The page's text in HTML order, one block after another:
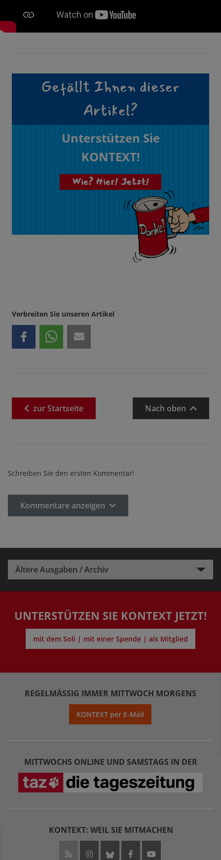
Gefällt Ihnen dieser
Artikel?
Unterstützen Sie
KONTEXT!
Wie? Hier! Jetzt!
Verbreiten Sie unseren Artikel
zurStartseite Nach oben
Schreiben Sie den ersten Kommentar!
Kommentare anzeigen
Ältere Ausgaben / Archiv
UNTERSTÜTZEN SIE KONTEXT JETZT!
mit dem Soli | mit einer Spende | als Mitglied
REGELMÄSSIG IMMER MITTWOCH MORGENS
KONTEXT per E-Mail
MITTWOCHS ONLINE UND SAMSTAGS IN DER
KONTEXT: WEIL SIE MITMACHEN